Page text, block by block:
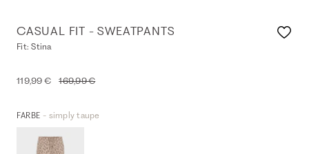
CASUAL FIT - SWEATPANTS
Fit: Stina
119,99 € 169,99 €
FARBE - simply taupe